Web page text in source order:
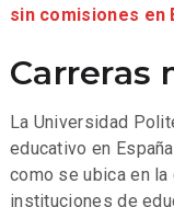
sin comisiones en
Carreras
La Universidad
educativo en
como se ubica en
instituciones de